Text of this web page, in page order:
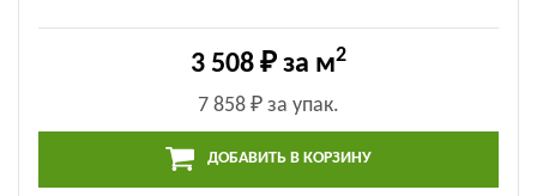
3 508 ₽ за м2
7 858 ₽ за упак.
ДОБАВИТЬ В КОРЗИНУ